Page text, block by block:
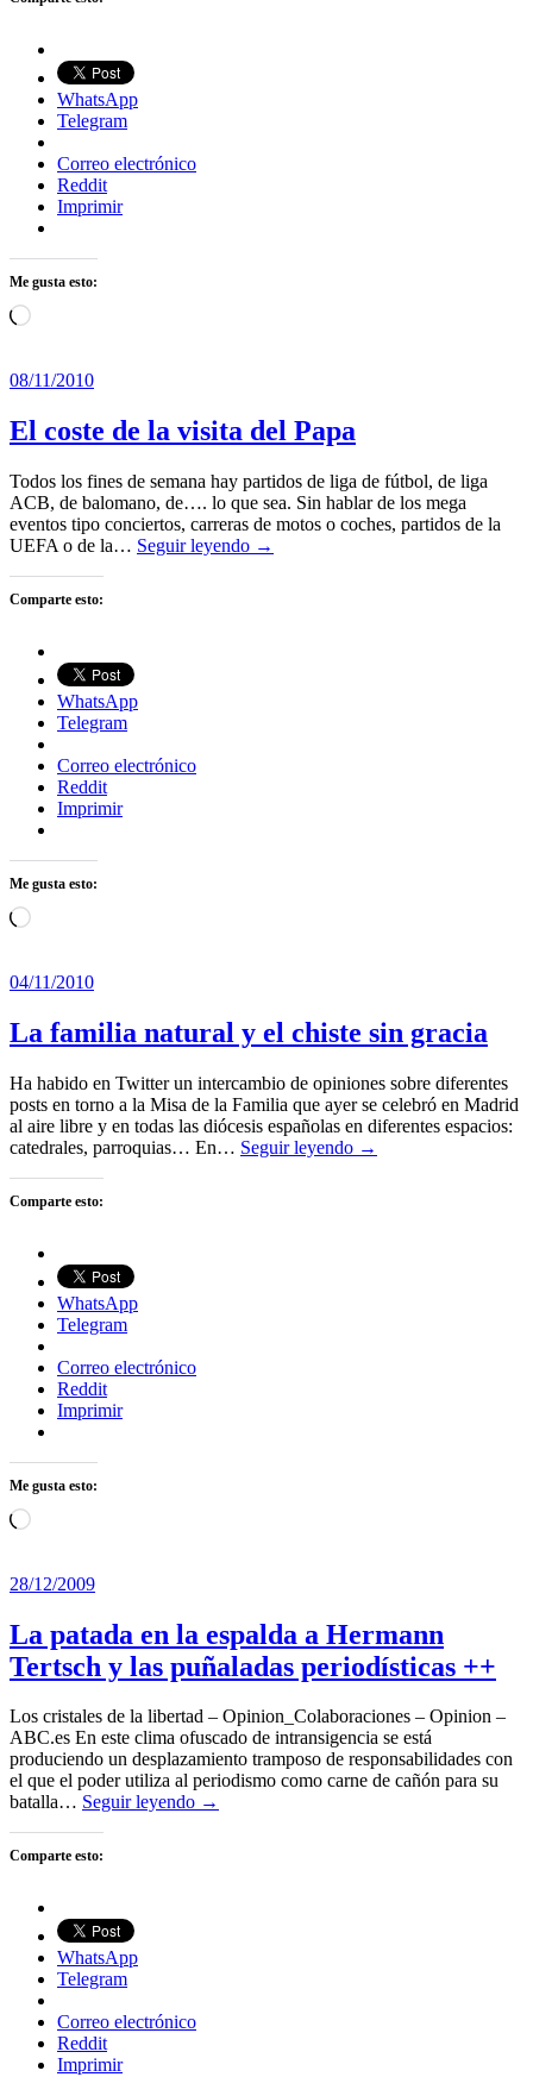
WhatsApp
Telegram
Correo electrónico
Reddit
Imprimir
Me gusta esto:
Cargando...
08/11/2010
El coste de la visita del Papa
Todos los fines de semana hay partidos de liga de fútbol, de liga
ACB, de balomano, de…. lo que sea. Sin hablar de los mega
eventos tipo conciertos, carreras de motos o coches, partidos de la
UEFA o de la… Seguir leyendo →
Comparte esto:
WhatsApp
Telegram
Correo electrónico
Reddit
Imprimir
Me gusta esto:
Cargando...
04/11/2010
La familia natural y el chiste sin gracia
Ha habido en Twitter un intercambio de opiniones sobre diferentes
posts en torno a la Misa de la Familia que ayer se celebró en Madrid
al aire libre y en todas las diócesis españolas en diferentes espacios:
catedrales, parroquias… En… Seguir leyendo →
Comparte esto:
WhatsApp
Telegram
Correo electrónico
Reddit
Imprimir
Me gusta esto:
Cargando...
28/12/2009
La patada en la espalda a Hermann
Tertsch y las puñaladas periodísticas ++
Los cristales de la libertad – Opinion_Colaboraciones – Opinion –
ABC.es En este clima ofuscado de intransigencia se está
produciendo un desplazamiento tramposo de responsabilidades con
el que el poder utiliza al periodismo como carne de cañón para su
batalla… Seguir leyendo →
Comparte esto:
WhatsApp
Telegram
Correo electrónico
Reddit
Imprimir